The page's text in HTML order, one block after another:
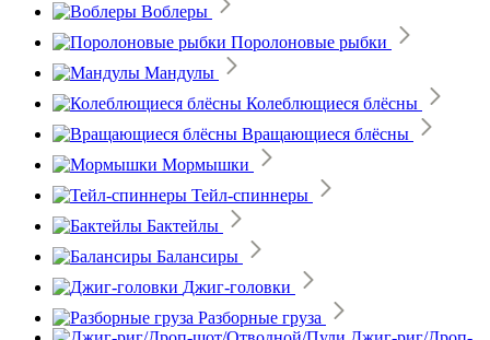
Воблеры
Поролоновые рыбки
Мандулы
Колеблющиеся блёсны
Вращающиеся блёсны
Мормышки
Тейл-спиннеры
Бактейлы
Балансиры
Джиг-головки
Разборные груза